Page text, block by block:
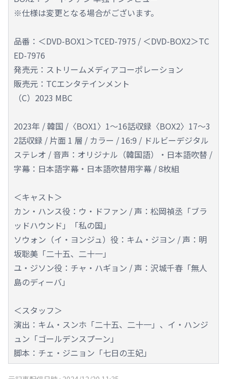
※仕様は変更となる場合がございます。
品番：＜DVD-BOX1＞TCED-7975 / ＜DVD-BOX2＞TC
ED-7976
発売元：ストリームメディアコーポレーション
販売元：TCエンタテインメント
（C）2023 MBC
2023年 / 韓国 /〈BOX1〉1～16話収録〈BOX2〉17～3
2話収録 / 片面 1 層 / カラー / 16:9 / ドルビーデジタル
ステレオ / 音声：オリジナル（韓国語）・日本語吹替 /
字幕：日本語字幕・日本語吹替用字幕 / 8枚組
＜キャスト＞
カン・ハンス役：ウ・ドファン / 声：松岡禎丞「ブラ
ッドハウンド」「私の国」
ソウォン（イ・ヨンジュ）役：キム・ジヨン / 声：明
坂聡美「二十五、二十一」
ユ・ジソン役：チャ・ハギョン / 声：沢城千春「無人
島のディーバ」
＜スタッフ＞
演出：キム・スンホ「二十五、二十一」、イ・ハンジ
ュン「ゴールデンスプーン」
脚本：チェ・ジニョン「七日の王妃」